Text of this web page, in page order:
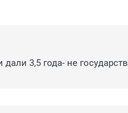
3,5 года- не